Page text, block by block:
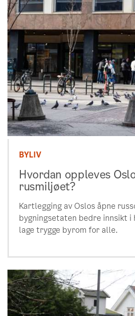
BYLIV
Hvordan oppleves
rusmiljøet?
Kartlegging av Oslos åpne
bygningsetaten bedre innsikt i
lage trygge byrom for alle.